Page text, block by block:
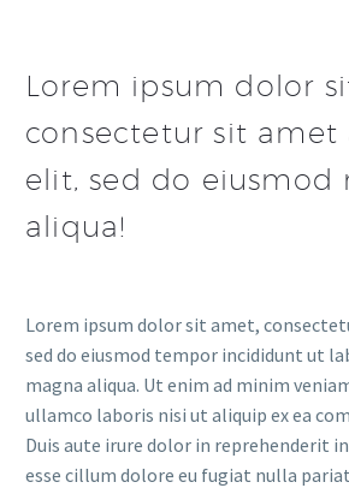
Lorem ipsum dolor
consectetur sit amet
elit, sed do eiusmod
aliqua!
Lorem ipsum dolor sit amet,
sed do eiusmod tempor incididunt ut
magna aliqua. Ut enim ad minim
ullamco laboris nisi ut aliquip ex ea
Duis aute irure dolor in reprehenderit
esse cillum dolore eu fugiat nulla